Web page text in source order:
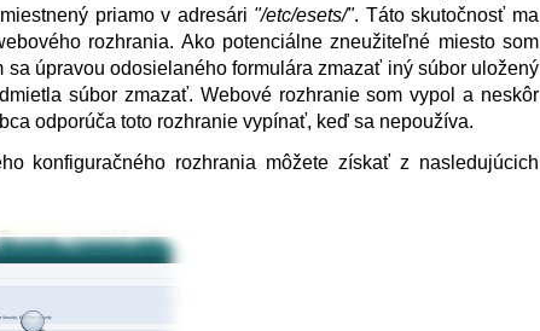
priamo v adresári "/etc/esets/". Táto skutočnosť ma
rozhrania. Ako potenciálne zneužiteľné miesto som
úpravou odosielaného formulára zmazať iný súbor uložený
súbor zmazať. Webové rozhranie som vypol a neskôr
odporúča toto rozhranie vypínať, keď sa nepoužíva.
konfiguračného rozhrania môžete získať z nasledujúcich